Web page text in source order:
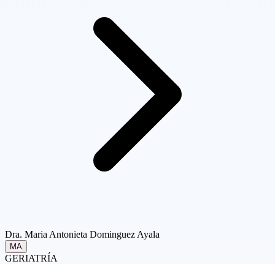
Dra. Maria Antonieta Dominguez Ayala
MA
GERIATRÍA